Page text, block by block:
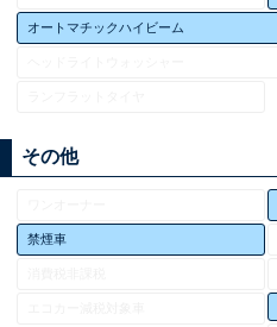
オートマチックハイビーム
その他
禁煙車